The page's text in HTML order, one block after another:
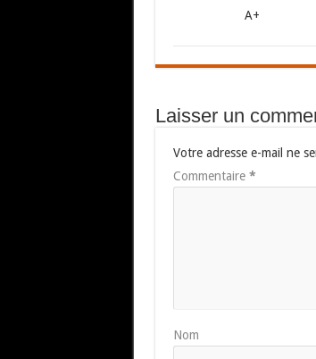
A+
Laisser un
Votre adresse e-mail ne
Commentaire *
Nom